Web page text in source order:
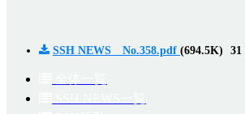
SSH NEWS No.358.pdf (694.5K) 31